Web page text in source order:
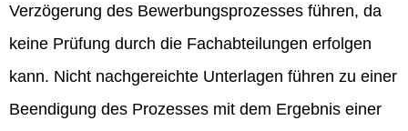
Verzögerung des Bewerbungsprozesses führen, da
keine Prüfung durch die Fachabteilungen erfolgen
kann. Nicht nachgereichte Unterlagen führen zu einer
Beendigung des Prozesses mit dem Ergebnis einer